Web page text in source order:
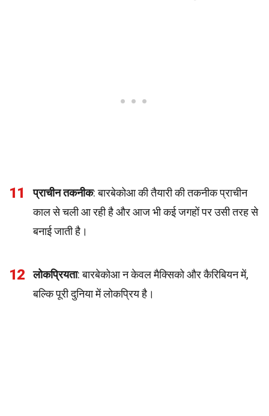
11 प्राचीन तकनीक: बारबेकोआ की तैयारी की तकनीक प्राचीन
काल से चली आ रही है और आज भी कई जगहों पर उसी तरह से
बनाई जाती है।
12 लोकप्रियता: बारबेकोआ न केवल मैक्सिको और कैरिबियन में,
बल्कि पूरी दुनिया में लोकप्रिय है।